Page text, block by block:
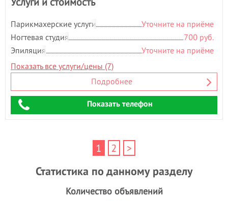
Парикмахерские услуги
Уточните на приёме
Ногтевая студия
700 руб.
Эпиляция
Уточните на приёме
Показать все услуги/цены (7)
Подробнее
Показать телефон
1 2 >
Статистика по данному разделу
Количество объявлений